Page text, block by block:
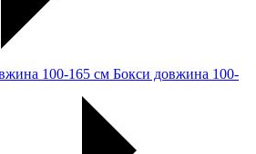
Бокси довжина 100-